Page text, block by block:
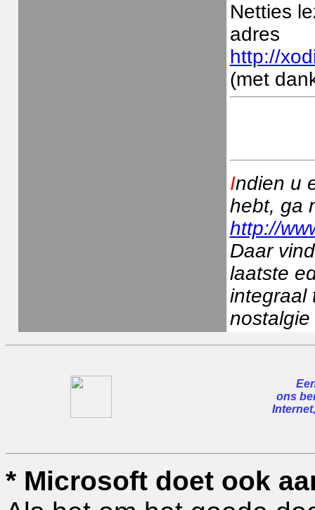
Netties
adres
http://
(met
Indien u
hebt, ga
http://
Daar
laatste
integraal
nostalgie
ons
* Microsoft doet ook